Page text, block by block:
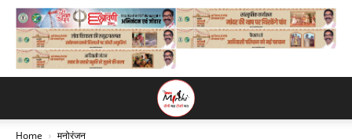
Home मनोरंजन